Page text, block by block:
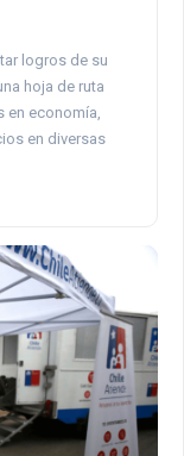
logros de su
hoja de ruta
en economía,
en diversas